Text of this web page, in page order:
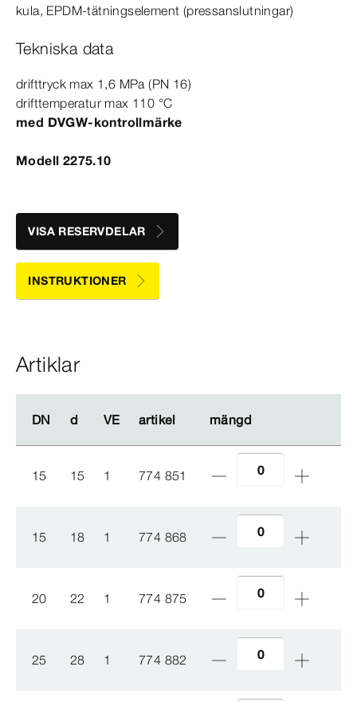
kula, EPDM-​tätningselement (pressanslutningar)
Tekniska data
drifttryck max 1,6 MPa (PN 16)
drifttemperatur max 110 °C
med DVGW-​kontrollmärke
Modell 2275.10
VISA RESERVDELAR
INSTRUKTIONER
Artiklar
DN d VE artikel mängd
DN d VE artikel mängd
15 15 1 774 851
15 18 1 774 868
20 22 1 774 875
25 28 1 774 882